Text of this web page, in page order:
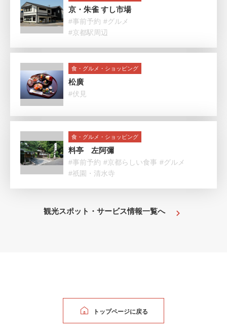
京・朱雀 すし市場
#事前予約 #グルメ
#京都駅周辺
食・グルメ・ショッピング
松廣
#伏見
食・グルメ・ショッピング
料亭 左阿彌
#事前予約 #京都らしい食事 #グルメ
#祇園・清水寺
観光スポット・サービス情報一覧へ
トップページに戻る